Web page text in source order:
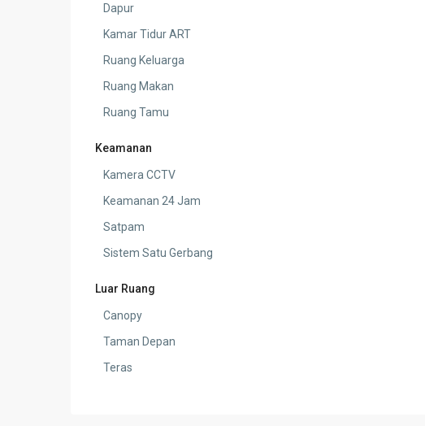
Dapur
Kamar Tidur ART
Ruang Keluarga
Ruang Makan
Ruang Tamu
Keamanan
Kamera CCTV
Keamanan 24 Jam
Satpam
Sistem Satu Gerbang
Luar Ruang
Canopy
Taman Depan
Teras